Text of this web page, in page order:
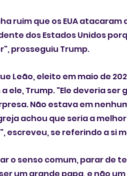
ruim que os EUA atacaram
dos Estados Unidos
prosseguiu Trump.
Leão, eleito em maio de
ele, Trump. "Ele deveria
Não estava em
achou que seria a
escreveu, se referindo a si
o senso comum, parar de
um grande papa, e não